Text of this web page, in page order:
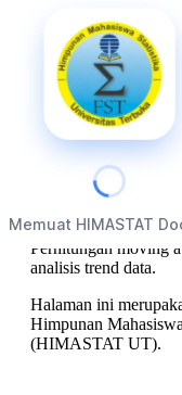
Memuat HIMASTAT
Beranda|Tentang
Mata Kuliah Statistika
Struktur Himpunan
Kebijakan
Moving
Perhitungan moving
analisis trend data.
Halaman ini
Himpunan
(HIMASTAT UT).